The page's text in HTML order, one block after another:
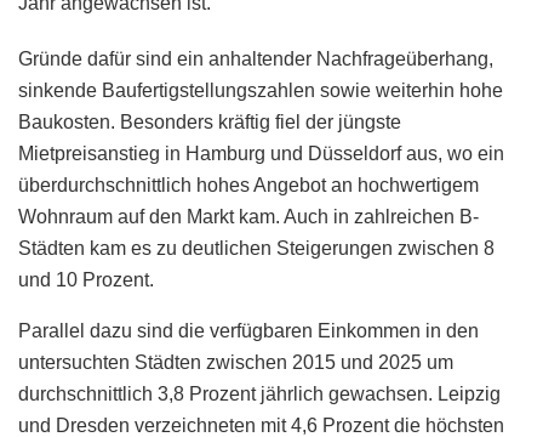
Gründe dafür sind ein anhaltender Nachfrageüberhang,
sinkende Baufertigstellungszahlen sowie weiterhin hohe
Baukosten. Besonders kräftig fiel der jüngste
Mietpreisanstieg in Hamburg und Düsseldorf aus, wo ein
überdurchschnittlich hohes Angebot an hochwertigem
Wohnraum auf den Markt kam. Auch in zahlreichen B-
Städten kam es zu deutlichen Steigerungen zwischen 8
und 10 Prozent.
Parallel dazu sind die verfügbaren Einkommen in den
untersuchten Städten zwischen 2015 und 2025 um
durchschnittlich 3,8 Prozent jährlich gewachsen. Leipzig
und Dresden verzeichneten mit 4,6 Prozent die höchsten